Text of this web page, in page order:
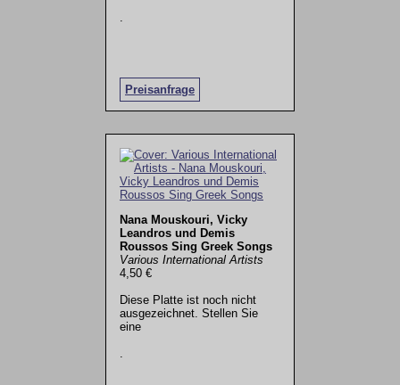
Preisanfrage
Nana Mouskouri, Vicky
Leandros und Demis
Roussos Sing Greek Songs
Various International Artists
4,50 €
Diese Platte ist noch nicht
ausgezeichnet. Stellen Sie
eine
.